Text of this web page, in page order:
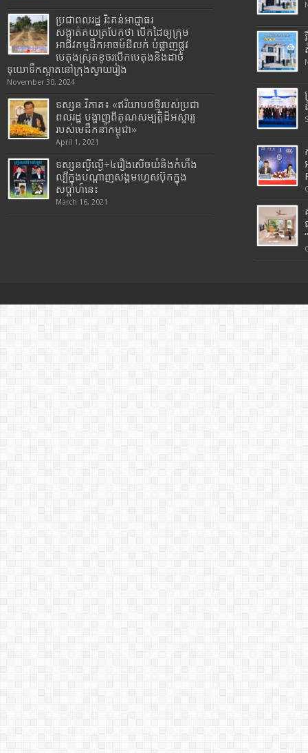
ប្រជាពលរដ្ឋ រិះគន់អាជ្ញាធរ
សង្កាត់គយត្របែកថា បើកដៃឲ្យក្រុម
អាជីវកម្មដឹកអាចម៍ដីលក់ បំផ្លាញផ្លូវ
បេតុងស្រុតខូចរបើកបេតុងនិងដាច់
ទុយោទឹកស្អាតនៅក្រុងស្វាយរៀង
November 30, 2024
ទស្សនៈវិភាគ៖ «ឥរិយាបថថ្មីរបស់ប្រជា
ពលរដ្ឋ បង្ហាញពីគុណសម្បត្តិដ៏អស្ចារ្យ
របស់មេដឹកនាំកម្ពុជា»
April 1, 2021
ទស្សនល្ងីល្ងើ÷៤រឿងសើចយំនិងកំហឹង
ល្បីក្នុងបណ្តាញសង្គមហ្វេសប៊ុកក្នុង
សប្តាហ៍នេះ
March 16, 2021